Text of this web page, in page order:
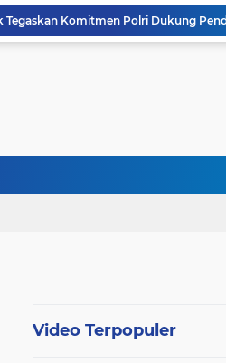
Video Terpopuler